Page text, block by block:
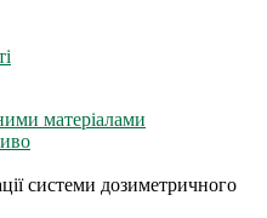
матеріалами
системи дозиметричного